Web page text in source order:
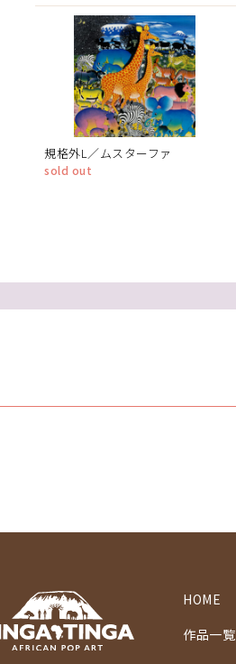
規格外L／ムスターファ
sold out
HOME
作品一覧